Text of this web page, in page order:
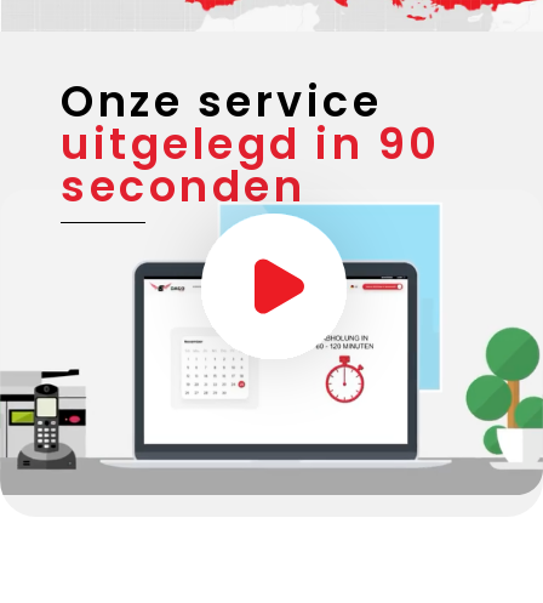
Onze service
uitgelegd in 90
seconden